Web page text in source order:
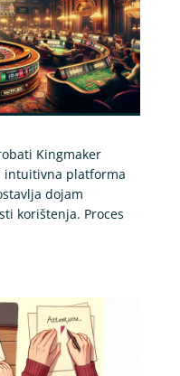
Kingmaker
intuitivna platforma
dojam
korištenja. Proces